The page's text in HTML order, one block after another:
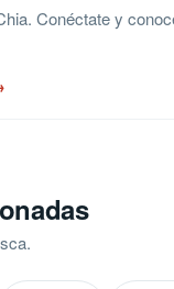
Conéctate y